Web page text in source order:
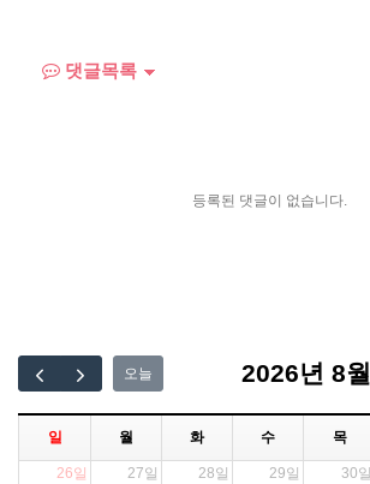
댓글목록
등록된 댓글이 없습니다.
오늘 2026년 8월
일 월 화 수 목
26일 27일 28일 29일 30일